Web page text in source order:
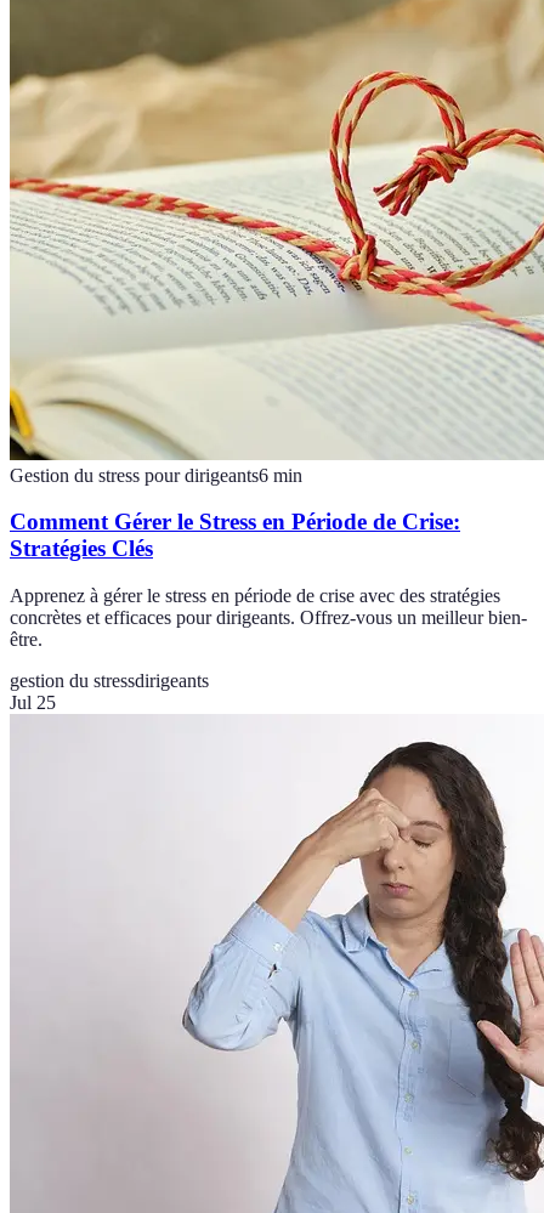
Gestion du stress pour dirigeants6 min
Comment Gérer le Stress en Période de Crise:
Stratégies Clés
Apprenez à gérer le stress en période de crise avec des stratégies
concrètes et efficaces pour dirigeants. Offrez-vous un meilleur bien-
être.
gestion du stressdirigeants
Jul 25